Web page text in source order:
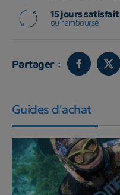
15 jours satisfait
ou remboursé
Partager :
Guides d'achat